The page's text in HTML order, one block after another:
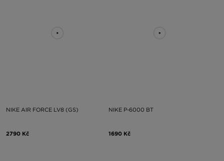
NIKE AIR FORCE LV8 (GS)
2790 Kč
NIKE P-6000 BT
1690 Kč